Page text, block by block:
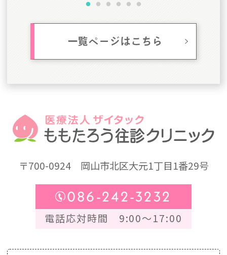
一覧ページはこちら
〒700-0924岡山市北区大元1丁目1番29号
086-242-3232
電話応対時間 9:00～17:00